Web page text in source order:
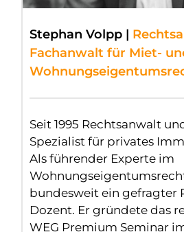
Stephan Volpp |
Fachanwalt für Miet-
Seit 1995 Rechtsanwalt
Spezialist für privates
Als führender Experte im
bundesweit ein gefragter
Dozent. Er gründete das
WEG Premium Seminar